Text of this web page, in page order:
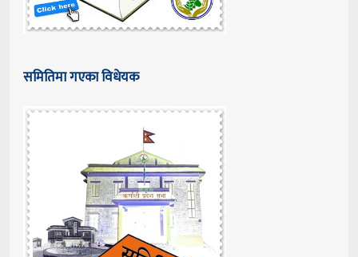
समितिमा गएका विधेयक